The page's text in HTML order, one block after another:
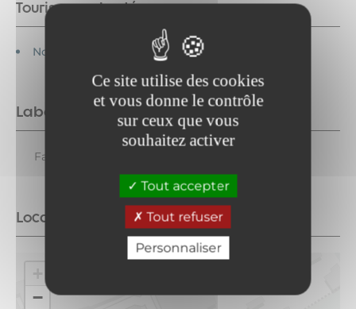
Ce site utilise des cookies
et vous donne le contrôle
sur ceux que vous
souhaitez activer
Tout accepter
Tout refuser
Personnaliser
Tourisme adapté
Non accessible en fauteuil roulant
Labels
Famille plus
Localisation
+
−